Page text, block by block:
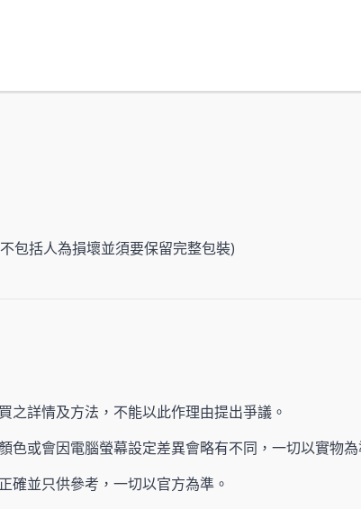
包括人為損壞並須要保留完整包裝)
之詳情及方法，不能以此作理由提出爭議。
色或會因電腦螢幕設定差異會略有不同，一切以實物為
確並只供參考，一切以官方為準。